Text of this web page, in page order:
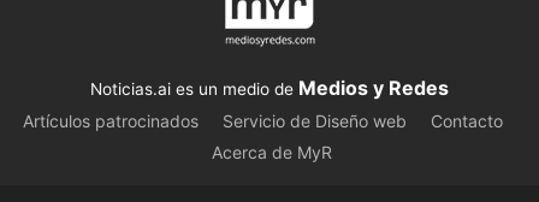
Noticias.ai es un medio de Medios y Redes
Artículos patrocinados Servicio de Diseño web
Contacto
Acerca de MyR